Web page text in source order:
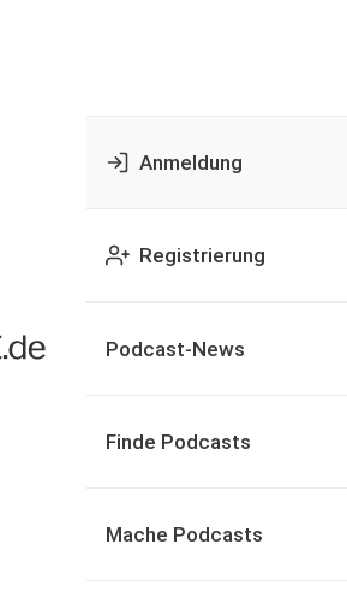
Anmeldung
Registrierung
Podcast-News
Finde Podcasts
Mache Podcasts